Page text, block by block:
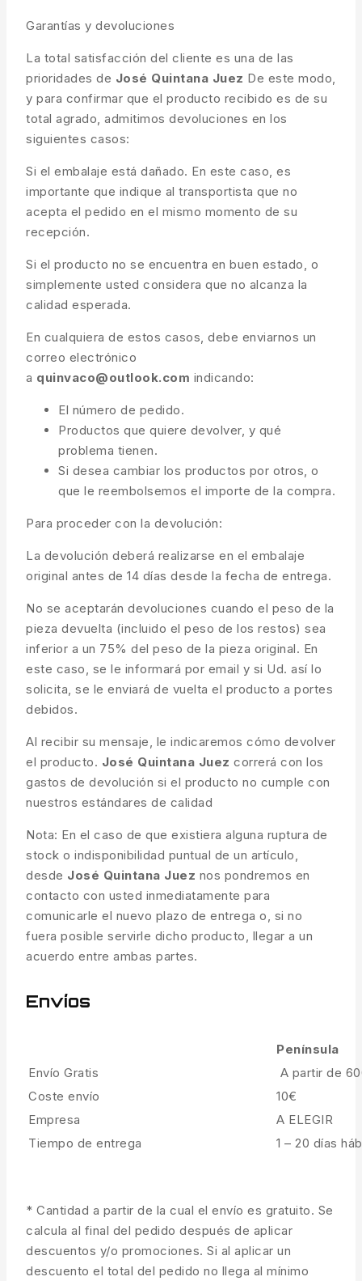
Garantías y devoluciones
La total satisfacción del cliente es una de las
prioridades de José Quintana Juez De este modo,
y para confirmar que el producto recibido es de su
total agrado, admitimos devoluciones en los
siguientes casos:
Si el embalaje está dañado. En este caso, es
importante que indique al transportista que no
acepta el pedido en el mismo momento de su
recepción.
Si el producto no se encuentra en buen estado, o
simplemente usted considera que no alcanza la
calidad esperada.
En cualquiera de estos casos, debe enviarnos un
correo electrónico
a quinvaco@outlook.com indicando:
El número de pedido.
Productos que quiere devolver, y qué
problema tienen.
Si desea cambiar los productos por otros, o
que le reembolsemos el importe de la compra.
Para proceder con la devolución:
La devolución deberá realizarse en el embalaje
original antes de 14 días desde la fecha de entrega.
No se aceptarán devoluciones cuando el peso de la
pieza devuelta (incluido el peso de los restos) sea
inferior a un 75% del peso de la pieza original. En
este caso, se le informará por email y si Ud. así lo
solicita, se le enviará de vuelta el producto a portes
debidos.
Al recibir su mensaje, le indicaremos cómo devolver
el producto. José Quintana Juez correrá con los
gastos de devolución si el producto no cumple con
nuestros estándares de calidad
Nota: En el caso de que existiera alguna ruptura de
stock o indisponibilidad puntual de un artículo,
desde José Quintana Juez nos pondremos en
contacto con usted inmediatamente para
comunicarle el nuevo plazo de entrega o, si no
fuera posible servirle dicho producto, llegar a un
acuerdo entre ambas partes.
Envíos
Península
Envío Gratis
A partir de
Coste envío
10€
Empresa
A ELEGIR
Tiempo de entrega
1 – 20 días
* Cantidad a partir de la cual el envío es gratuito. Se
calcula al final del pedido después de aplicar
descuentos y/o promociones. Si al aplicar un
descuento el total del pedido no llega al mínimo